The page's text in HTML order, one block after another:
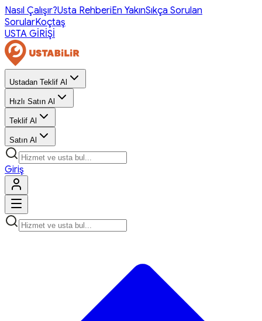
Nasıl Çalışır?Usta RehberiEn YakınSıkça Sorulan
SorularKoçtaş
USTA GİRİŞİ
Ustadan Teklif Al
Hızlı Satın Al
Teklif Al
Satın Al
Giriş